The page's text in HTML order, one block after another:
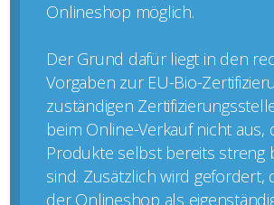
Onlineshop möglich.
Der Grund dafür liegt in den
Vorgaben zur EU-Bio-
zuständigen
beim Online-Verkauf nicht aus,
Produkte selbst bereits streng
sind. Zusätzlich wird gefordert,
der Onlineshop als